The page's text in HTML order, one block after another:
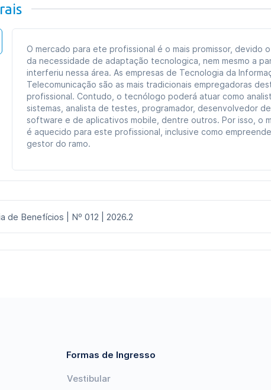
O mercado para ete profissional é o mais promissor, devido
da necessidade de adaptação tecnologica, nem mesmo a
interferiu nessa área. As empresas de Tecnologia da
Telecomunicação são as mais tradicionais empregadoras
profissional. Contudo, o tecnólogo poderá atuar como
sistemas, analista de testes, programador, desenvolvedor de
software e de aplicativos mobile, dentre outros. Por isso, o
é aquecido para este profissional, inclusive como
gestor do ramo.
de Benefícios | Nº 012 | 2026.2
Formas de Ingresso
Vestibular